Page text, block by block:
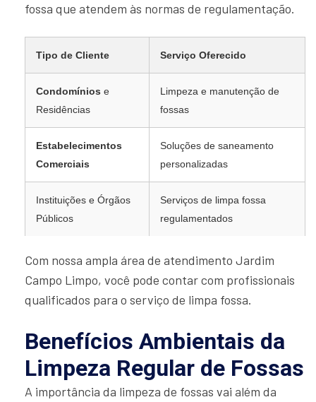
fossa que atendem às normas de regulamentação.
Tipo de Cliente Serviço Oferecido
Condomínios e
Residências
Limpeza e manutenção de
fossas
Estabelecimentos
Comerciais
Soluções de saneamento
personalizadas
Instituições e Órgãos
Públicos
Serviços de limpa fossa
regulamentados
Com nossa ampla área de atendimento Jardim
Campo Limpo, você pode contar com profissionais
qualificados para o serviço de limpa fossa.
Benefícios Ambientais da
Limpeza Regular de Fossas
A importância da limpeza de fossas vai além da